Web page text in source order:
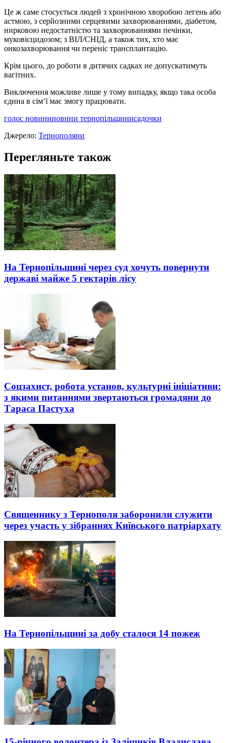
Це ж саме стосується людей з хронічною хворобою легень або
астмою, з серйозними серцевими захворюваннями, діабетом,
нирковою недостатністю та захворюваннями печінки,
муковісцидозом; з ВІЛ/СНІД, а також тих, хто має
онкозахворювання чи переніс трансплантацію.
Крім цього, до роботи в дитячих садках не допускатимуть
вагітних.
Виключення можливе лише у тому випадку, якщо така особа
єдина в сім’ї має змогу працювати.
голос новининовини тернопільщинисадочки
Джерело: Тернополяни
Перегляньте також
На Тернопільщині через суд хочуть повернути
державі майже 5 гектарів лісу
Соцзахист, робота установ, культурні ініціативи:
з якими питаннями звертаються громадяни до
Тараса Пастуха
Священнику з Тернополя заборонили служити
через участь у зібраннях Київського патріархату
На Тернопільщині за добу сталося 14 пожеж